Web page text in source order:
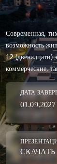
Современная,
возможность
12 (двенадцати)
коммерческие,
ДАТА
01.09.2027
СКАЧАТЬ